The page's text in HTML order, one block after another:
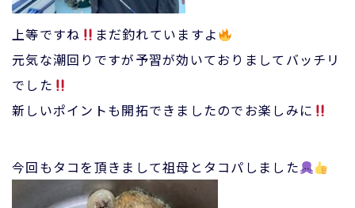
上等ですね
まだ釣れていますよ
元気な潮回りですが予習が効いておりましてバッチリ
でした
新しいポイントも開拓できましたのでお楽しみに
今回もタコを頂きまして祖母とタコパしました